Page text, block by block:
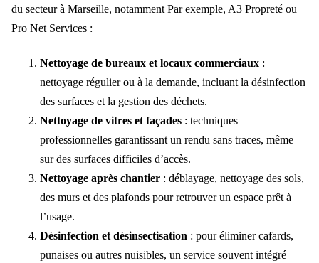
du secteur à Marseille, notamment Par exemple, A3 Propreté ou
Pro Net Services :
Nettoyage de bureaux et locaux commerciaux :
nettoyage régulier ou à la demande, incluant la désinfection
des surfaces et la gestion des déchets.
Nettoyage de vitres et façades : techniques
professionnelles garantissant un rendu sans traces, même
sur des surfaces difficiles d’accès.
Nettoyage après chantier : déblayage, nettoyage des sols,
des murs et des plafonds pour retrouver un espace prêt à
l’usage.
Désinfection et désinsectisation : pour éliminer cafards,
punaises ou autres nuisibles, un service souvent intégré